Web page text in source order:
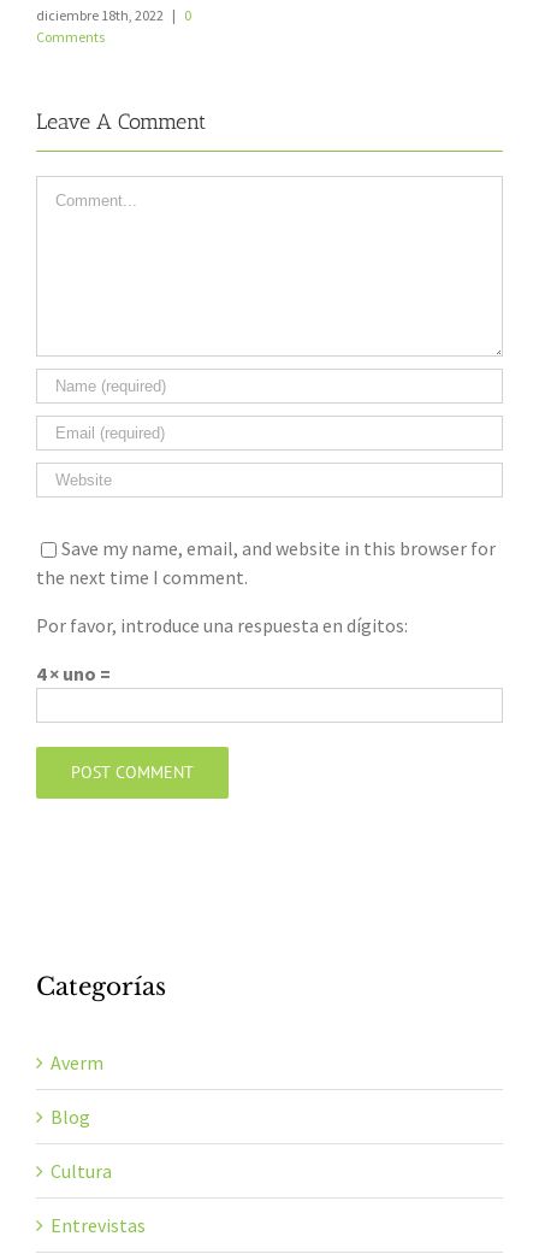
diciembre 18th, 2022 | 0
Comments
Leave A Comment
Comment
Save my name, email, and website in this browser for
the next time I comment.
Por favor, introduce una respuesta en dígitos:
4 × uno =
Categorías
Averm
Blog
Cultura
Entrevistas